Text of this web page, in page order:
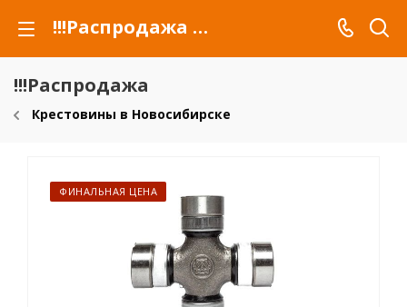
!!!Распродажа для автомобилей российских марок и сельхозтехники
!!!Распродажа
Крестовины в Новосибирске
ФИНАЛЬНАЯ ЦЕНА